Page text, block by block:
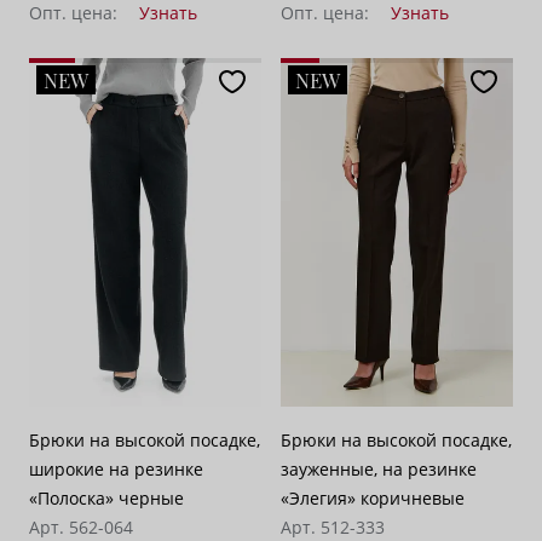
Опт. цена:
Узнать
Опт. цена:
Узнать
NEW
Брюки на высокой посадке,
широкие на резинке
«Полоска» черные
Арт. 562-064
NEW
Брюки на высокой посадке,
зауженные, на резинке
«Элегия» коричневые
Арт. 512-333